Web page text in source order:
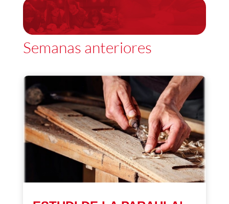
Semanas anteriores